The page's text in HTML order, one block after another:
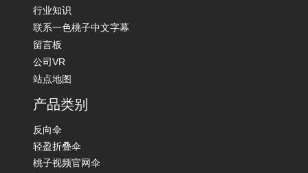
行业知识
联系一色桃子中文字幕
留言板
公司VR
站点地图
产品类别
反向伞
轻盈折叠伞
桃子视频官网伞